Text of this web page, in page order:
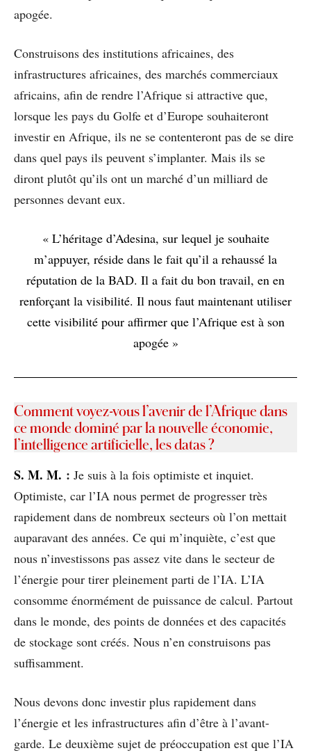
apogée.
Construisons des institutions africaines, des
infrastructures africaines, des marchés commerciaux
africains, afin de rendre l’Afrique si attractive que,
lorsque les pays du Golfe et d’Europe souhaiteront
investir en Afrique, ils ne se contenteront pas de se dire
dans quel pays ils peuvent s’implanter. Mais ils se
diront plutôt qu’ils ont un marché d’un milliard de
personnes devant eux.
« L’héritage d’Adesina, sur lequel je souhaite
m’appuyer, réside dans le fait qu’il a rehaussé la
réputation de la BAD. Il a fait du bon travail, en en
renforçant la visibilité. Il nous faut maintenant utiliser
cette visibilité pour affirmer que l’Afrique est à son
apogée »
Comment voyez-vous l’avenir de l’Afrique dans
ce monde dominé par la nouvelle économie,
l’intelligence artificielle, les datas ?
S. M. M. : Je suis à la fois optimiste et inquiet.
Optimiste, car l’IA nous permet de progresser très
rapidement dans de nombreux secteurs où l’on mettait
auparavant des années. Ce qui m’inquiète, c’est que
nous n’investissons pas assez vite dans le secteur de
l’énergie pour tirer pleinement parti de l’IA. L’IA
consomme énormément de puissance de calcul. Partout
dans le monde, des points de données et des capacités
de stockage sont créés. Nous n’en construisons pas
suffisamment.
Nous devons donc investir plus rapidement dans
l’énergie et les infrastructures afin d’être à l’avant-
garde. Le deuxième sujet de préoccupation est que l’IA